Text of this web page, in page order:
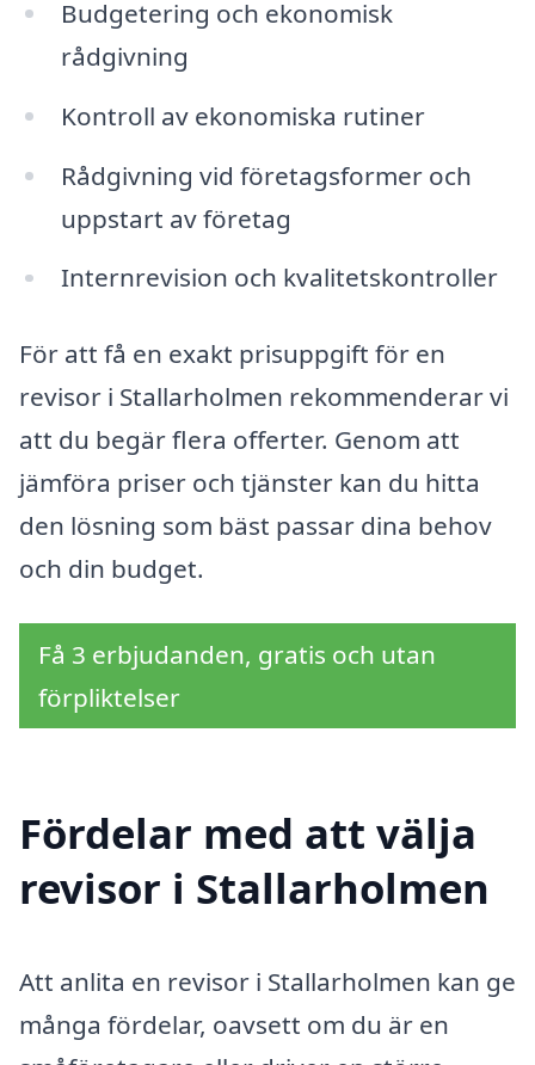
Budgetering och ekonomisk
rådgivning
Kontroll av ekonomiska rutiner
Rådgivning vid företagsformer och
uppstart av företag
Internrevision och kvalitetskontroller
För att få en exakt prisuppgift för en
revisor i Stallarholmen rekommenderar vi
att du begär flera offerter. Genom att
jämföra priser och tjänster kan du hitta
den lösning som bäst passar dina behov
och din budget.
Få 3 erbjudanden, gratis och utan
förpliktelser
Fördelar med att välja
revisor i Stallarholmen
Att anlita en revisor i Stallarholmen kan ge
många fördelar, oavsett om du är en